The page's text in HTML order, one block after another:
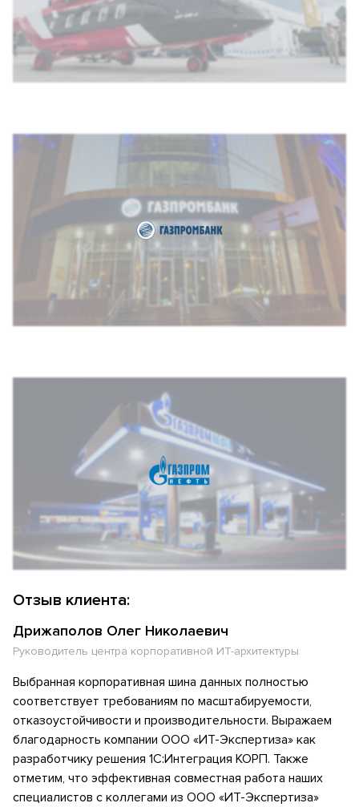
Отзыв клиента:
Дрижаполов Олег Николаевич
Руководитель центра корпоративной ИТ-архитектуры
Выбранная корпоративная шина данных полностью
соответствует требованиям по масштабируемости,
отказоустойчивости и производительности. Выражаем
благодарность компании ООО «ИТ-Экспертиза» как
разработчику решения 1С:Интеграция КОРП. Также
отметим, что эффективная совместная работа наших
специалистов с коллегами из ООО «ИТ-Экспертиза»